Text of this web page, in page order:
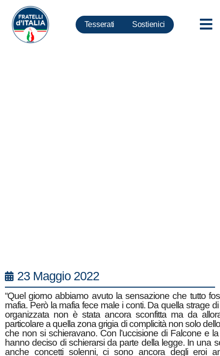
Tesserati Sostienici
23 Maggio 2022
“Quel giorno abbiamo avuto la sensazione che tutto
mafia. Però la mafia fece male i conti. Da quella strage
organizzata non è stata ancora sconfitta ma da
particolare a quella zona grigia di complicità non solo
che non si schieravano. Con l’uccisione di Falcone e
hanno deciso di schierarsi da parte della legge. In una
anche concetti solenni, ci sono ancora degli eroi